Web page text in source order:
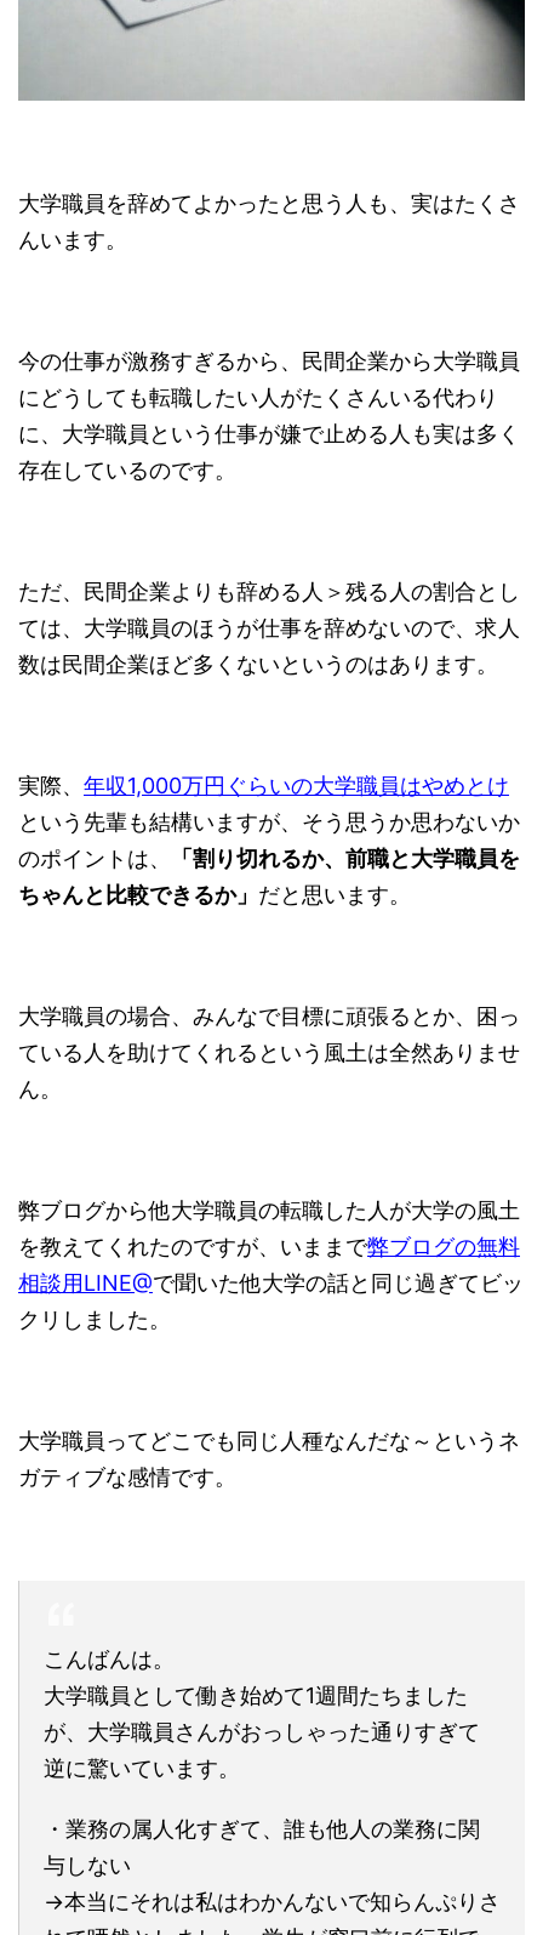
大学職員を辞めてよかったと思う人も、実はたくさ
んいます。
今の仕事が激務すぎるから、民間企業から大学職員
にどうしても転職したい人がたくさんいる代わり
に、大学職員という仕事が嫌で止める人も実は多く
存在しているのです。
ただ、民間企業よりも辞める人＞残る人の割合とし
ては、大学職員のほうが仕事を辞めないので、求人
数は民間企業ほど多くないというのはあります。
実際、 年収1,000万円ぐらいの大学職員はやめとけ
という先輩も結構いますが、そう思うか思わないか
のポイントは、
「割り切れるか、前職と大学職員を
ちゃんと比較できるか」 だと思います。
大学職員の場合、みんなで目標に頑張るとか、困っ
ている人を助けてくれるという風土は全然ありませ
ん。
弊ブログから他大学職員の転職した人が大学の風土
を教えてくれたのですが、いままで弊ブログの無料
相談用LINE@で聞いた他大学の話と同じ過ぎてビッ
クリしました。
大学職員ってどこでも同じ人種なんだな～というネ
ガティブな感情です。
こんばんは。
大学職員として働き始めて1週間たちました
が、大学職員さんがおっしゃった通りすぎて
逆に驚いています。
・業務の属人化すぎて、誰も他人の業務に関
与しない
→本当にそれは私はわかんないで知らんぷりさ